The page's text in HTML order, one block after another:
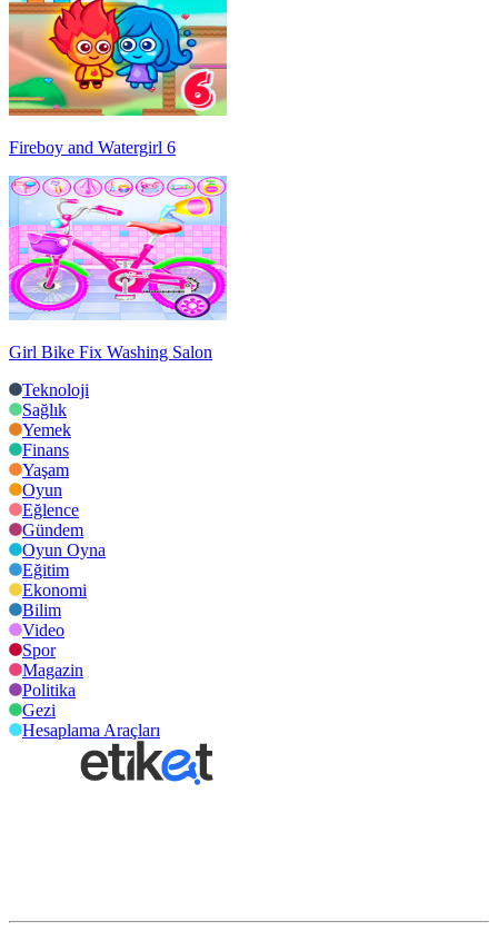
Fireboy and Watergirl 6
Girl Bike Fix Washing Salon
Teknoloji
Sağlık
Yemek
Finans
Yaşam
Oyun
Eğlence
Gündem
Oyun Oyna
Eğitim
Ekonomi
Bilim
Video
Spor
Magazin
Politika
Gezi
Hesaplama Araçları